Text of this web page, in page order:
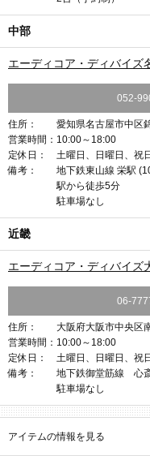
中部
エーディコア・ディバイズ
052-
住所：
愛知県名古屋市中区
営業時間： 10:00～18:00
定休日：
土曜日、日曜日、祝日
備考：
地下鉄東山線 栄駅
駅から徒歩5分
駐車場なし
近畿
エーディコア・ディバイズ
06-
住所：
大阪府大阪市中央
営業時間： 10:00～18:00
定休日：
土曜日、日曜日、祝日
備考：
地下鉄御堂筋線 心
駐車場なし
アイテムの情報を見る